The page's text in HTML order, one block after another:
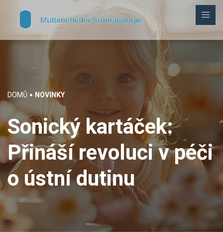
DOMŮ NOVINKY
Sonický kartáček:
Přináší revoluci v péči
o ústní dutinu